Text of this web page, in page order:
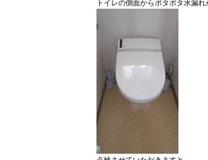
トイレの側面からポタポタ水漏